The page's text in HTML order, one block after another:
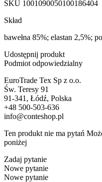
SKU 1001090050100186404
Skład
bawełna 85%; elastan 2,5%;
Udostępnij produkt
Podmiot odpowiedzialny
EuroTrade Tex Sp z o.o.
Św. Teresy 91
91-341, Łódź, Polska
+48 500-503-636
info@conteshop.pl
Ten produkt nie ma pytań
poniżej
Zadaj pytanie
Nowe pytanie
Nowe pytanie